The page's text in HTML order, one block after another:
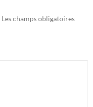
Les champs obligatoires